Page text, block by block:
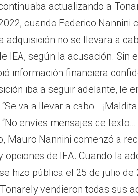
actualizando a
cuando Federico Nannini
adquisición no se llevara a
IEA, según la acusación. Sin
información financiera
iba a seguir adelante, le
va a llevar a cabo…
envíes mensajes de
Mauro Nannini comenzó a
opciones de IEA. Cuando la
hizo pública el 25 de julio de
vendieron todas sus